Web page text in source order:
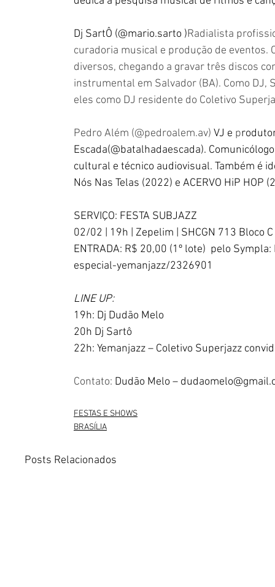
Dj SartÔ (@mario.sarto )Radialista
curadoria musical e produção de
diversos, chegando a gravar três discos
instrumental em Salvador (BA). Como
eles como DJ residente do Coletivo
Pedro Além (@pedroalem.av) VJ e p
Escada(@batalhadaescada).
cultural e técnico audiovisual. Também é
Nós Nas Telas (2022) e ACERVO HiP
SERVIÇO: FESTA SUBJAZZ
02/02 | 19h | Zepelim | SHCGN 713 Bloco
ENTRADA: R$ 20,00 (1º lote)  pelo Sympla:
especial-yemanjazz/2326901
LINE UP:
19h: Dj Dudão Melo
20h Dj Sartô
22h: Yemanjazz – Coletivo Superjazz
Contato: Dudão Melo –
FESTAS E SHOWS
BRASÍLIA
Posts Relacionados